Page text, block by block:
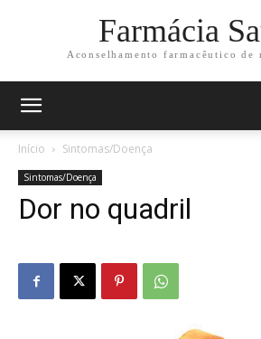
Farmácia
Aconselhamento farmacêutico de
Início Sintomas/Doença
Sintomas/Doença
Dor no quadril